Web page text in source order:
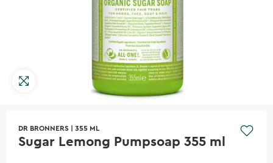
DR BRONNERS 355 ML
Sugar Lemong Pumpsoap 355 ml